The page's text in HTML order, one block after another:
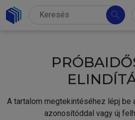
search
A tartalom megtekintéséhez lépj be
azonosítóddal vagy új